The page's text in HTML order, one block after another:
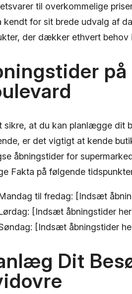
til overkommelige
kendt for sit brede udvalg af
der dækker ethvert behov
sikre, at du kan planlægge dit
er det vigtigt at kende
åbningstider for
Fakta på følgende
til fredag: [Indsæt
[Indsæt åbningstider
[Indsæt åbningstider
Dit